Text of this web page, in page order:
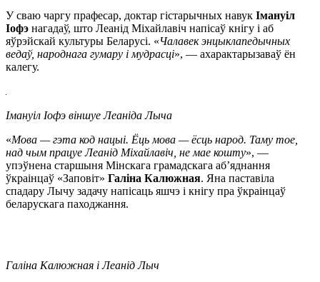
У сваю чаргу прафесар, доктар гістарычных навук Імануіл
Іофэ нагадаў, што Леанід Міхайлавіч напісаў кнігу і аб
яўрэйскай культуры Беларусі. «Чалавек энцыклапедычных
ведаў, народнага гумару і мудрасці», — ахарактарызаваў ён
калегу.
Імануіл Іофэ віншуе Леаніда Лыча
«Мова — гэта код нацыі. Ёць мова — ёсць народ. Таму тое,
над чым працуе Леанід Міхайлавіч, не мае кошту», —
упэўнена старшыня Мінскага грамадскага аб’яднання
ўкраінцаў «Заповіт» Галіна Калюжная. Яна паставіла
спадару Лычу задачу напісаць яшчэ і кнігу пра ўкраінцаў
беларускага паходжання.
Галіна Калюжная і Леанід Лыч